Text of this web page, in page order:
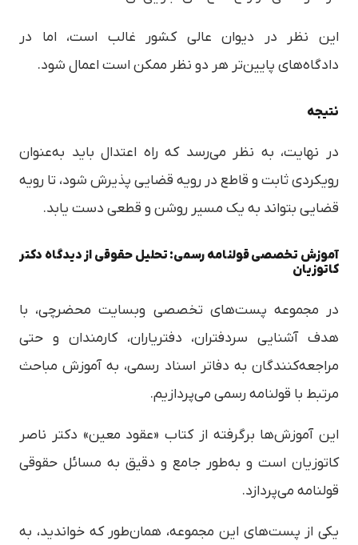
این نظر در دیوان عالی کشور غالب است، اما در
دادگاه‌های پایین‌تر هر دو نظر ممکن است اعمال شود.
نتیجه
در نهایت، به نظر می‌رسد که راه اعتدال باید به‌عنوان
رویکردی ثابت و قاطع در رویه قضایی پذیرش شود، تا رویه
قضایی بتواند به یک مسیر روشن و قطعی دست یابد.
آموزش تخصصی قولنامه رسمی: تحلیل حقوقی از دیدگاه دکتر
کاتوزیان
در مجموعه پست‌های تخصصی وبسایت محضرچی، با
هدف آشنایی سردفتران، دفتریاران، کارمندان و حتی
مراجعه‌کنندگان به دفاتر اسناد رسمی، به آموزش مباحث
مرتبط با قولنامه رسمی می‌پردازیم.
این آموزش‌ها برگرفته از کتاب «عقود معین» دکتر ناصر
کاتوزیان است و به‌طور جامع و دقیق به مسائل حقوقی
قولنامه می‌پردازد.
یکی از پست‌های این مجموعه، همان‌طور که خواندید، به